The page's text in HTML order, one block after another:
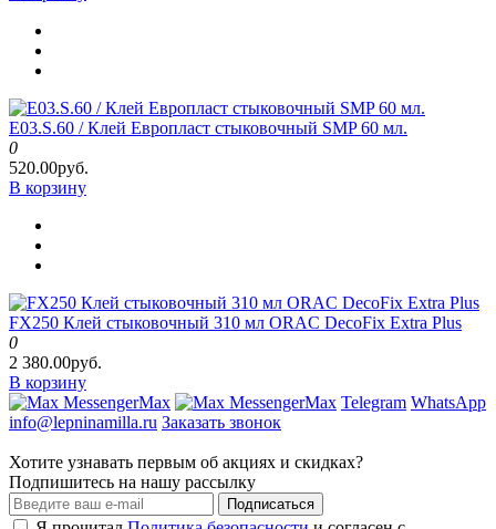
E03.S.60 / Клей Европласт стыковочный SMP 60 мл.
0
520.00руб.
В корзину
FX250 Клей стыковочный 310 мл ORAC DecoFix Extra Plus
0
2 380.00руб.
В корзину
Max
Max Telegram WhatsApp
info@lepninamilla.ru Заказать звонок
Хотите узнавать первым об акциях и скидках?
Подпишитесь на нашу рассылку
Подписаться